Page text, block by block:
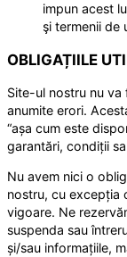
impun acest
şi termenii de
OBLIGAȚIILE
Site-ul nostru nu
anumite erori.
“așa cum este
garantări, condiții
Nu avem nici o
nostru, cu excepția
vigoare. Ne
suspenda sau
și/sau informațiile,